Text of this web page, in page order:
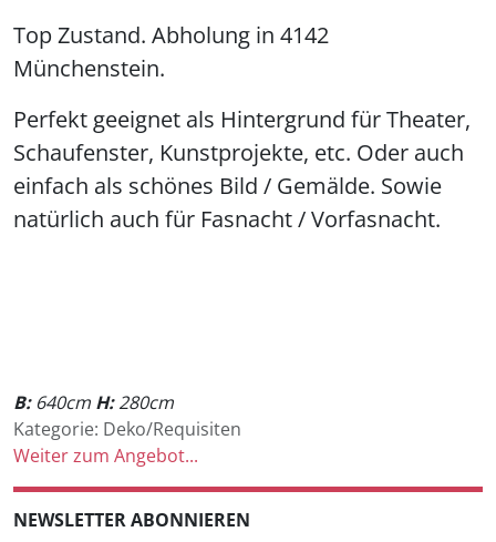
Top Zustand. Abholung in 4142
Münchenstein.
Perfekt geeignet als Hintergrund für Theater,
Schaufenster, Kunstprojekte, etc. Oder auch
einfach als schönes Bild / Gemälde. Sowie
natürlich auch für Fasnacht / Vorfasnacht.
B: 640cm H:280cm
Kategorie: Deko/Requisiten
Weiter zum Angebot...
NEWSLETTER ABONNIEREN